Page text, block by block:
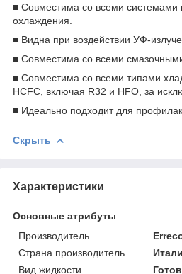
■ Совместимa со всеми системами
охлаждения.
■ Виднa при воздействии УФ-
■ Совместимa со всеми
■ Совместимa со всеми типами
HCFC, включая R32 и HFO, за
■ Идеально подходит для
Скрыть
Характеристики
Основные атрибуты
Производитель
Страна производитель
Вид жидкости